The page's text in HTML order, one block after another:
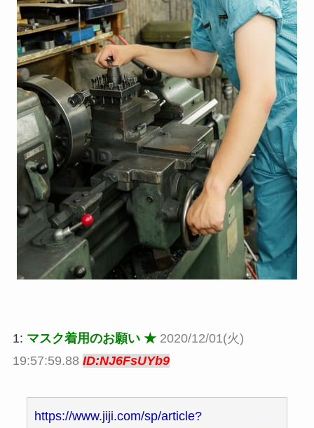
1: マスク着用のお願い ★ 2020/12/01(火)
19:57:59.88 ID:NJ6FsUYb9
https://www.jiji.com/sp/article?